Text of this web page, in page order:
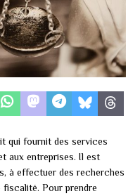
qui fournit des services
aux entreprises. Il est
à effectuer des recherches
fiscalité. Pour prendre